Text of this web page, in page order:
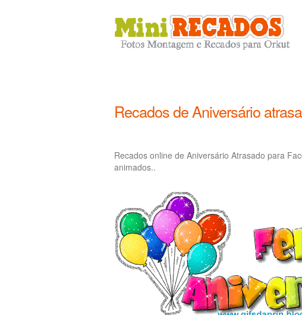
Recados de Aniversário
Recados online de Aniversário Atrasado para
animados..